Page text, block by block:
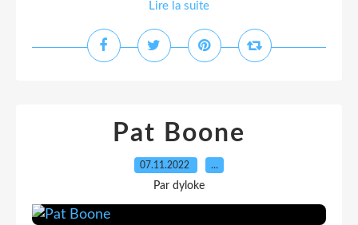
Lire la suite
Pat Boone
07.11.2022 …
Par dyloke